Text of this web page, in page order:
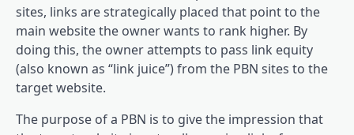
sites, links are strategically placed that point to the
main website the owner wants to rank higher. By
doing this, the owner attempts to pass link equity
(also known as “link juice”) from the PBN sites to the
target website.
The purpose of a PBN is to give the impression that